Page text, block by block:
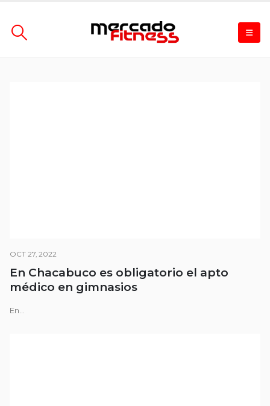
OCT 27, 2022
En Chacabuco es obligatorio el apto
médico en gimnasios
En...